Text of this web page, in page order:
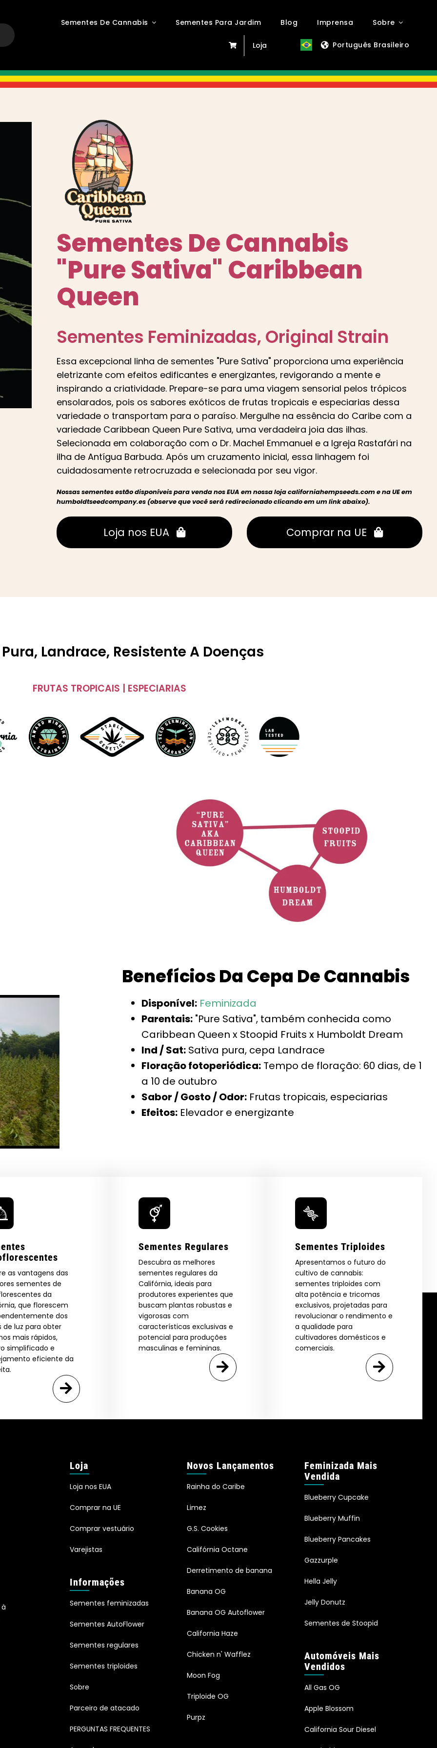
Sementes De Cannabis Sementes Para Jardim Blog Imprensa Sobre
Loja Português Brasileiro
Sementes De Cannabis
"Pure Sativa" Caribbean
Queen
Sementes Feminizadas, Original Strain
Essa excepcional linha de sementes "Pure Sativa" proporciona uma experiência
eletrizante com efeitos edificantes e energizantes, revigorando a mente e
inspirando a criatividade. Prepare-se para uma viagem sensorial pelos trópicos
ensolarados, pois os sabores exóticos de frutas tropicais e especiarias dessa
variedade o transportam para o paraíso. Mergulhe na essência do Caribe com a
variedade Caribbean Queen Pure Sativa, uma verdadeira joia das ilhas.
Selecionada em colaboração com o Dr. Machel Emmanuel e a Igreja Rastafári na
ilha de Antígua Barbuda. Após um cruzamento inicial, essa linhagem foi
cuidadosamente retrocruzada e selecionada por seu vigor.
Nossas sementes estão disponíveis para venda nos EUA em nossa loja californiahempseeds.com e na UE em
humboldtseedcompany.es (observe que você será redirecionado clicando em um link abaixo).
Loja nos EUA Comprar na UE
Landrace, Resistente A Doenças
FRUTAS TROPICAIS | ESPECIARIAS
Benefícios Da Cepa De Cannabis
Disponível: Feminizada
Parentais:"Pure Sativa", também conhecida como
Caribbean Queen x Stoopid Fruits x Humboldt Dream
Ind / Sat:Sativa pura, cepa Landrace
Floração fotoperiódica:Tempo de floração: 60 dias, de 1
a 10 de outubro
Sabor / Gosto / Odor:Frutas tropicais, especiarias
Efeitos:Elevador e energizante
as vantagens das
sementes de
da
que florescem
dos
de luz para obter
mais rápidos,
simplificado e
eficiente da
Sementes Regulares
Descubra as melhores
sementes regulares da
Califórnia, ideais para
produtores experientes que
buscam plantas robustas e
vigorosas com
características exclusivas e
potencial para produções
masculinas e femininas.
Sementes Triploides
Apresentamos o futuro do
cultivo de cannabis:
sementes triploides com
alta potência e tricomas
exclusivos, projetadas para
revolucionar o rendimento e
a qualidade para
cultivadores domésticos e
comerciais.
Loja
Loja nos EUA
Comprar na UE
Comprar vestuário
Varejistas
Informações
Sementes feminizadas
Sementes AutoFlower
Sementes regulares
Sementes triploides
Sobre
Parceiro de atacado
PERGUNTAS FREQUENTES
Novos Lançamentos
Rainha do Caribe
Limez
G.S. Cookies
Califórnia Octane
Derretimento de banana
Banana OG
Banana OG Autoflower
California Haze
Chicken n' Wafflez
Moon Fog
Triploide OG
Purpz
Feminizada Mais
Vendida
Blueberry Cupcake
Blueberry Muffin
Blueberry Pancakes
Gazzurple
Hella Jelly
Jelly Donutz
Sementes de Stoopid
Automóveis Mais
Vendidos
All Gas OG
Apple Blossom
California Sour Diesel